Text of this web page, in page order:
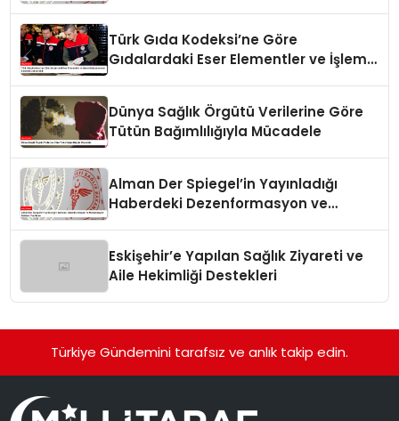
Türk Gıda Kodeksi’ne Göre
Gıdalardaki Eser Elementler ve İşleme
Dünya Sağlık Örgütü Verilerine Göre
Tütün Bağımlılığıyla Mücadele
Alman Der Spiegel’in Yayınladığı
Haberdeki Dezenformasyon ve
Eskişehir’e Yapılan Sağlık Ziyareti ve
Aile Hekimliği Destekleri
Türkiye Gündemini tarafsız ve anlık takip edin.